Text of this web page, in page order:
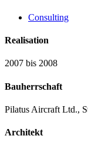
Consulting
Realisation
2007 bis 2008
Bauherrschaft
Pilatus Aircraft Ltd.,
Architekt